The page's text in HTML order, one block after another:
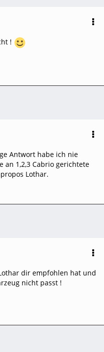
!
Antwort habe ich nie
an 1,2,3 Cabrio gerichtete
Lothar.
dir empfohlen hat und
nicht passt !